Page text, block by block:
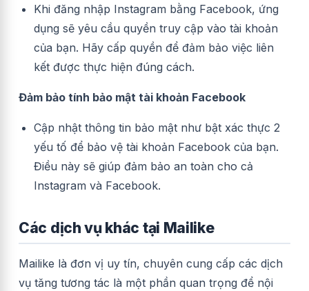
Khi đăng nhập Instagram bằng Facebook, ứng
dụng sẽ yêu cầu quyền truy cập vào tài khoản
của bạn. Hãy cấp quyền để đảm bảo việc liên
kết được thực hiện đúng cách.
Đảm bảo tính bảo mật tài khoản Facebook
Cập nhật thông tin bảo mật như bật xác thực 2
yếu tố để bảo vệ tài khoản Facebook của bạn.
Điều này sẽ giúp đảm bảo an toàn cho cả
Instagram và Facebook.
Các dịch vụ khác tại Mailike
Mailike là đơn vị uy tín, chuyên cung cấp các dịch
vụ tăng tương tác là một phần quan trọng để nội